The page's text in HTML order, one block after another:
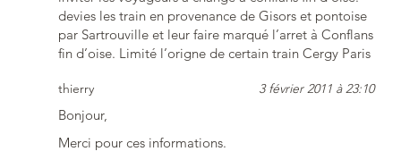
devies les train en provenance de Gisors et pontoise
par Sartrouville et leur faire marqué l’arret à Conflans
fin d’oise. Limité l’origne de certain train Cergy Paris
thierry 3 février 2011 à 23:10
Bonjour,
Merci pour ces informations.